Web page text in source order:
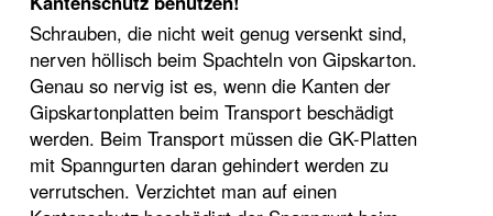
Schrauben, die nicht weit genug versenkt sind,
nerven höllisch beim Spachteln von Gipskarton.
Genau so nervig ist es, wenn die Kanten der
Gipskartonplatten beim Transport beschädigt
werden. Beim Transport müssen die GK-Platten
mit Spanngurten daran gehindert werden zu
verrutschen. Verzichtet man auf einen